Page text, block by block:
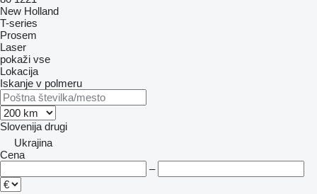
New Holland
T-series
Prosem
Laser
pokaži vse
Lokacija
Iskanje v polmeru
Slovenija drugi
Ukrajina
Cena
–